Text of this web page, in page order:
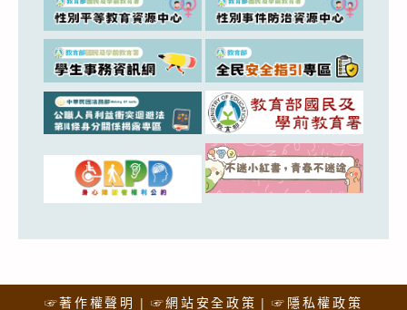
☞著作權聲明 ☞網站安全政策 ☞隱私權政策